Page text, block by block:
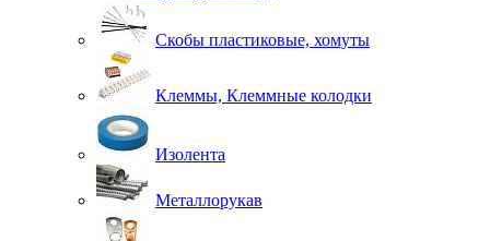
Скобы пластиковые, хомуты
Клеммы, Клеммные колодки
Изолента
Металлорукав